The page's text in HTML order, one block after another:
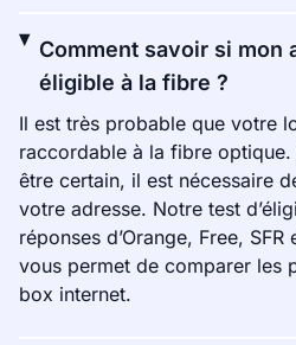
Comment savoir si mon
éligible à la fibre ?
Il est très probable que votre
raccordable à la fibre
être certain, il est nécessaire
votre adresse. Notre test
réponses d’Orange, Free,
vous permet de comparer les
box internet.